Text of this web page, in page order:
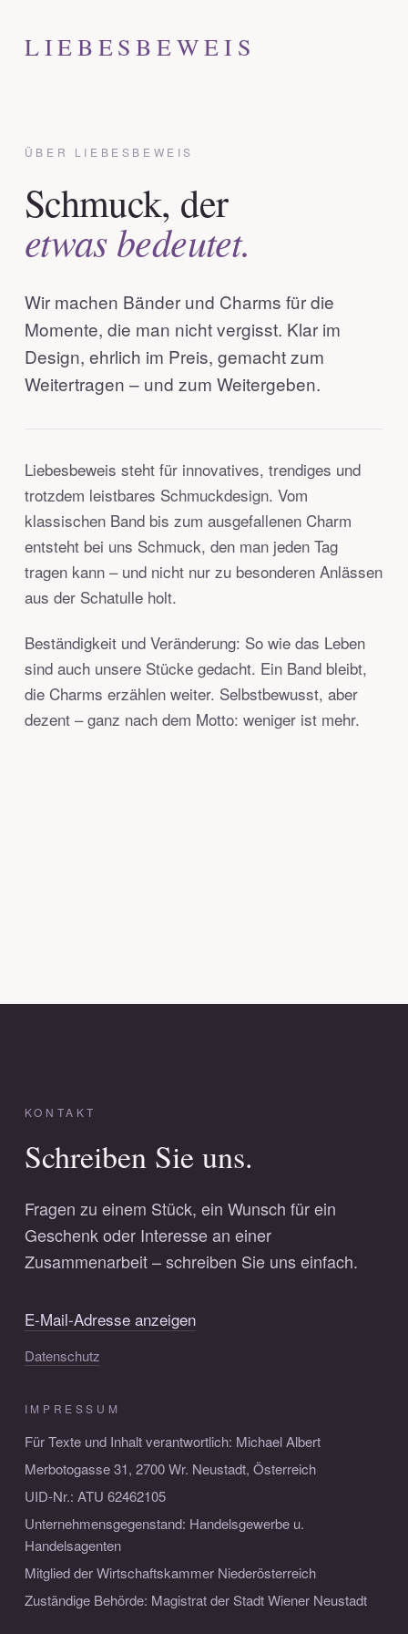
LIEBESBEWEIS
ÜBER LIEBESBEWEIS
Schmuck, der
etwas bedeutet.
Wir machen Bänder und Charms für die
Momente, die man nicht vergisst. Klar im
Design, ehrlich im Preis, gemacht zum
Weitertragen – und zum Weitergeben.
Liebesbeweis steht für innovatives, trendiges und
trotzdem leistbares Schmuckdesign. Vom
klassischen Band bis zum ausgefallenen Charm
entsteht bei uns Schmuck, den man jeden Tag
tragen kann – und nicht nur zu besonderen Anlässen
aus der Schatulle holt.
Beständigkeit und Veränderung: So wie das Leben
sind auch unsere Stücke gedacht. Ein Band bleibt,
die Charms erzählen weiter. Selbstbewusst, aber
dezent – ganz nach dem Motto: weniger ist mehr.
KONTAKT
Schreiben Sie uns.
Fragen zu einem Stück, ein Wunsch für ein
Geschenk oder Interesse an einer
Zusammenarbeit – schreiben Sie uns einfach.
E-Mail-Adresse anzeigen
Datenschutz
IMPRESSUM
Für Texte und Inhalt verantwortlich: Michael Albert
Merbotogasse 31, 2700 Wr. Neustadt, Österreich
UID-Nr.: ATU 62462105
Unternehmensgegenstand: Handelsgewerbe u.
Handelsagenten
Mitglied der Wirtschaftskammer Niederösterreich
Zuständige Behörde: Magistrat der Stadt Wiener Neustadt